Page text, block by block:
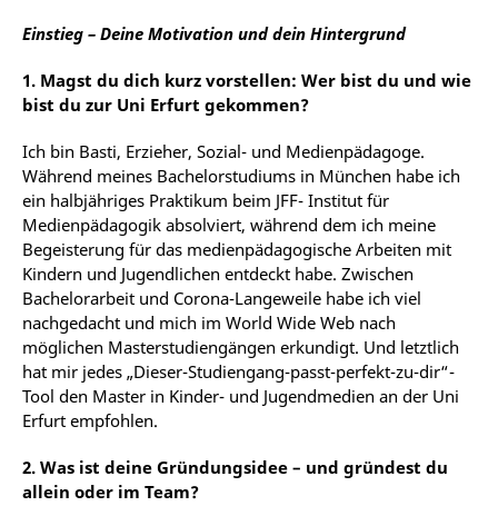
Einstieg – Deine Motivation und dein Hintergrund
1. Magst du dich kurz vorstellen: Wer bist du und wie
bist du zur Uni Erfurt gekommen?
Ich bin Basti, Erzieher, Sozial- und Medienpädagoge.
Während meines Bachelorstudiums in München habe ich
ein halbjähriges Praktikum beim JFF- Institut für
Medienpädagogik absolviert, während dem ich meine
Begeisterung für das medienpädagogische Arbeiten mit
Kindern und Jugendlichen entdeckt habe. Zwischen
Bachelorarbeit und Corona-Langeweile habe ich viel
nachgedacht und mich im World Wide Web nach
möglichen Masterstudiengängen erkundigt. Und letztlich
hat mir jedes „Dieser-Studiengang-passt-perfekt-zu-dir“-
Tool den Master in Kinder- und Jugendmedien an der Uni
Erfurt empfohlen.
2. Was ist deine Gründungsidee – und gründest du
allein oder im Team?